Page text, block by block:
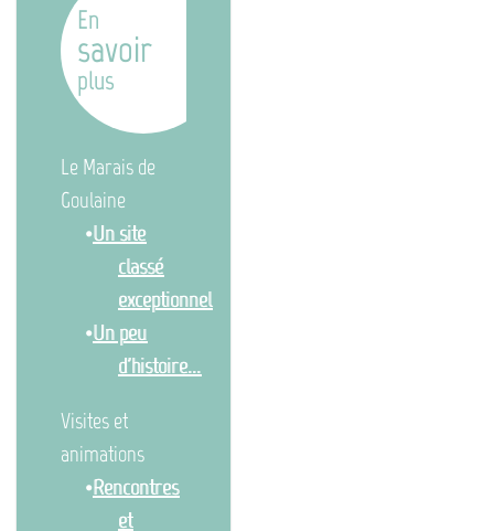
En
savoir
plus
Le Marais de
Goulaine
Un site
classé
exceptionnel
Un peu
d'histoire...
Visites et
animations
Rencontres
et